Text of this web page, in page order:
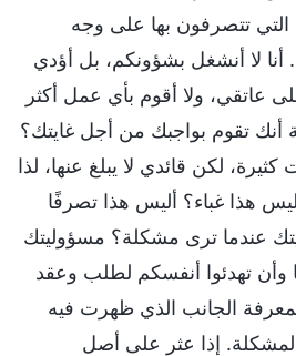
التي تتصرفون بها على وجه
أنا لا أنشغل بشؤونكم، بل أؤدي
عاتقي، ولا أقوم بأي عمل أكثر
أنك تقوم بواجبك من أجل غايتك؟
لكن قائدي لا يبلغ عنها، لذا
أليس هذا غباء؟ أليس هذا تصرفًا
عندما ترى مشكلة؟ مسؤوليتك
وأن تهدئوا أنفسكم لطلب وعقد
الجانب الذي ظهرت فيه
إذا عثر على أصل